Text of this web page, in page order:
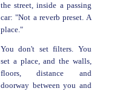
the street, inside a passing
car: "Not a reverb preset. A
place."
You don't set filters. You
set a place, and the walls,
floors, distance and
doorway between you and